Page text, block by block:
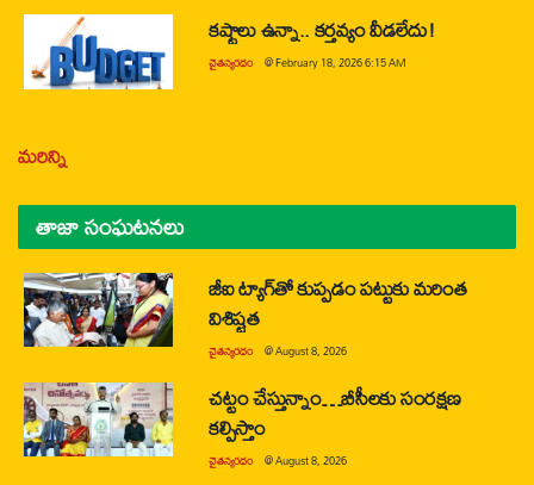
కష్టాలు ఉన్నా.. కర్తవ్యం వీడలేదు!
చైతన్యరధం @February 18, 2026 6:15 AM
మరిన్ని
తాజా సంఘటనలు
జీఐ ట్యాగ్‌తో కుప్పడం పట్టుకు మరింత
విశిష్టత
చైతన్యరధం @August 8, 2026
చట్టం చేస్తున్నాం…బీసీలకు సంరక్షణ
కల్పిస్తాం
చైతన్యరధం @August 8, 2026